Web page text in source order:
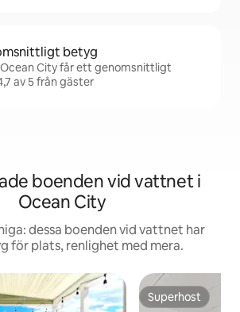
betyg
Ocean City får ett genomsnittligt
av 5 från gäster
boenden vid vattnet i
Ocean City
dessa boenden vid vattnet har
för plats, renlighet med mera.
Superhost
Superhost